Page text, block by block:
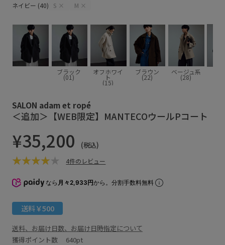
ネイビー (40) S × M ×
ブラック
(01)
オフホワイ
ト
(15)
ブラウン
(22)
ベージュ系
(28)
SALON adam et ropé
＜追加＞【WEB限定】MANTECOウールPコート
¥35,200 (税込)
4件のレビュー
なら 月々2,933円から。分割手数料無料
送料￥500
送料、お届け日数、お届け日時指定について
獲得ポイント数 640pt